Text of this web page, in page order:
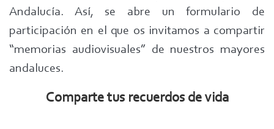
Andalucía. Así, se abre un formulario de
participación en el que os invitamos a compartir
“memorias audiovisuales” de nuestros mayores
andaluces.
Comparte tus recuerdos de vida